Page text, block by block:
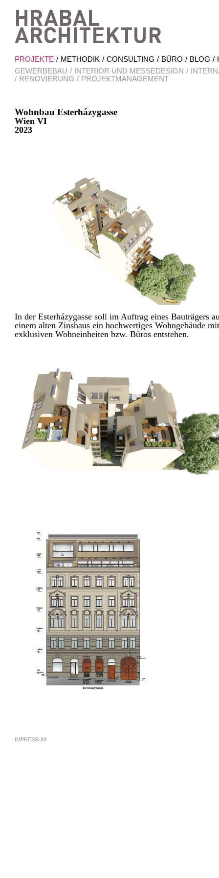
PROJEKTE METHODIK CONSULTING BÜRO BLOG
GEWERBEBAU
INTERIOR UND MESSEDESIGN
RENOVIERUNG
PROJEKTMANAGEMENT
Wohnbau Esterházygasse
Wien VI
2023
In der Esterházygasse soll im Auftrag eines Bauträgers
einem alten Zinshaus ein hochwertiges Wohngebäude
exklusiven Wohneinheiten bzw. Büros entstehen.
IMPRESSUM